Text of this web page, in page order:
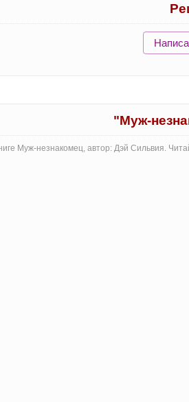
"Муж-
Муж-незнакомец, автор: Дэй Сильвия.